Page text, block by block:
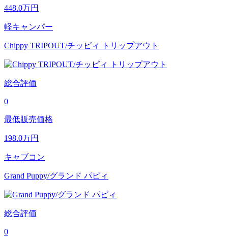
448.0万円
軽キャンパー
Chippy TRIPOUT/チッピィ トリップアウト
総合評価
0
最低販売価格
198.0万円
キャブコン
Grand Puppy/グランド パピィ
総合評価
0